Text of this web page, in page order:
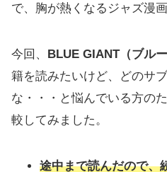
で、胸が熱くなるジャズ漫
今回、 BLUE GIANT（ブル
籍を読みたいけど、どのサ
な・・・と悩んでいる方の
較してみました。
途中まで読んだので、